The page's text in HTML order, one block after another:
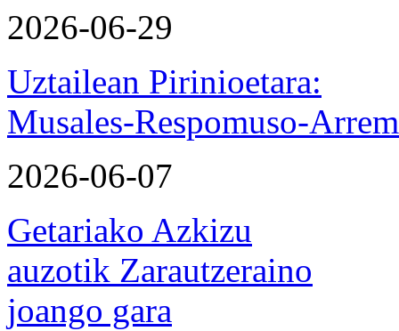
2026-06-29
Uztailean Pirinioetara:
Musales-Respomuso-
2026-06-07
Getariako Azkizu
auzotik Zarautzeraino
joango gara